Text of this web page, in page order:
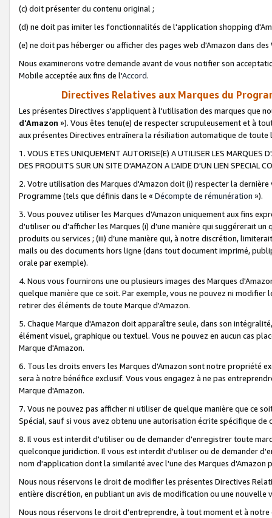
(c) doit présenter du contenu original ;
(d) ne doit pas imiter les fonctionnalités de l'application shopping
(e) ne doit pas héberger ou afficher des pages web d'Amazon dans
Nous examinerons votre demande avant de vous notifier son
Mobile acceptée aux fins de l'Accord.
Directives Relatives aux Marques du
Les présentes Directives s'appliquent à l'utilisation des marques que
d'Amazon »). Vous êtes tenu(e) de respecter scrupuleusement et à
aux présentes Directives entraînera la résiliation automatique de
1. VOUS ETES UNIQUEMENT AUTORISE(E) A UTILISER LES MARQUES
DES PRODUITS SUR UN SITE D'AMAZON A L'AIDE D'UN LIEN SPECIAL
2. Votre utilisation des Marques d'Amazon doit (i) respecter la
Programme (tels que définis dans le « Décompte de rémunération »).
3. Vous pouvez utiliser les Marques d'Amazon uniquement aux fins
d'utiliser ou d'afficher les Marques (i) d’une manière qui suggérerait
produits ou services ; (iii) d’une manière qui, à notre discrétion,
mails ou des documents hors ligne (dans tout document imprimé,
orale par exemple).
4. Nous vous fournirons une ou plusieurs images des Marques
quelque manière que ce soit. Par exemple, vous ne pouvez ni
retirer des éléments de toute Marque d'Amazon.
5. Chaque Marque d'Amazon doit apparaître seule, dans son
élément visuel, graphique ou textuel. Vous ne pouvez en aucun cas
Marque d'Amazon.
6. Tous les droits envers les Marques d'Amazon sont notre propriété
sera à notre bénéfice exclusif. Vous vous engagez à ne pas
Marque d'Amazon.
7. Vous ne pouvez pas afficher ni utiliser de quelque manière que ce
Spécial, sauf si vous avez obtenu une autorisation écrite spécifique de
8. Il vous est interdit d'utiliser ou de demander d'enregistrer toute
quelconque juridiction. Il vous est interdit d'utiliser ou de demander
nom d'application dont la similarité avec l'une des Marques
Nous nous réservons le droit de modifier les présentes Directives
entière discrétion, en publiant un avis de modification ou une nouvelle
Nous nous réservons le droit d'entreprendre, à tout moment et à